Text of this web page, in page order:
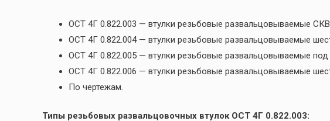
ОСТ 4Г 0.822.003 — втулки резьбовые развальцовываемые
ОСТ 4Г 0.822.004 — втулки резьбовые развальцовываемые
ОСТ 4Г 0.822.005 — втулки резьбовые развальцовываемые
ОСТ 4Г 0.822.006 — втулки резьбовые развальцовываемые
По чертежам.
Типы резьбовых развальцовочных втулок ОСТ 4Г 0.822.003: